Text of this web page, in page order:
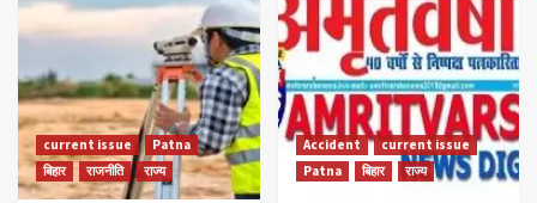
current issue
Patna
बिहार
राजनीति राज्य
Accident
current issue
Patna
बिहार राज्य